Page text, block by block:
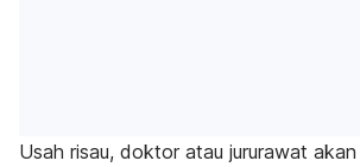
Usah risau, doktor atau jururawat